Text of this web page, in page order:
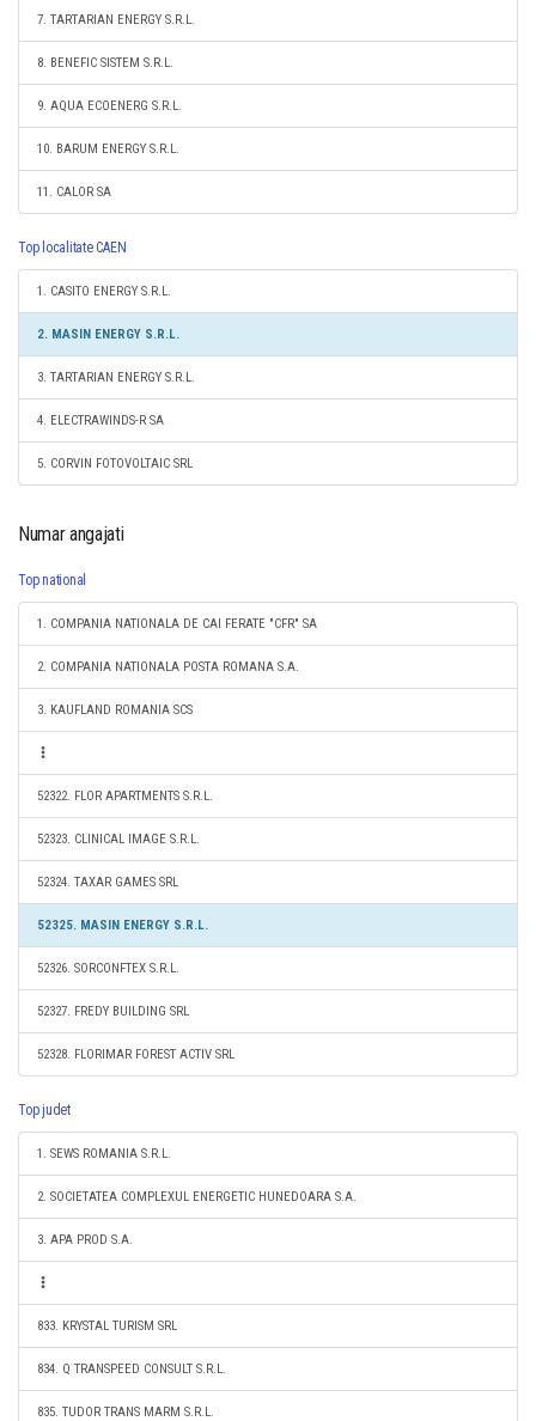
7. TARTARIAN ENERGY S.R.L.
8. BENEFIC SISTEM S.R.L.
9. AQUA ECOENERG S.R.L.
10. BARUM ENERGY S.R.L.
11. CALOR SA
Top localitate CAEN
1. CASITO ENERGY S.R.L.
2. MASIN ENERGY S.R.L.
3. TARTARIAN ENERGY S.R.L.
4. ELECTRAWINDS-R SA
5. CORVIN FOTOVOLTAIC SRL
Numar angajati
Top national
1. COMPANIA NATIONALA DE CAI FERATE "CFR" SA
2. COMPANIA NATIONALA POSTA ROMANA S.A.
3. KAUFLAND ROMANIA SCS
52322. FLOR APARTMENTS S.R.L.
52323. CLINICAL IMAGE S.R.L.
52324. TAXAR GAMES SRL
52325. MASIN ENERGY S.R.L.
52326. SORCONFTEX S.R.L.
52327. FREDY BUILDING SRL
52328. FLORIMAR FOREST ACTIV SRL
Top judet
1. SEWS ROMANIA S.R.L.
2. SOCIETATEA COMPLEXUL ENERGETIC HUNEDOARA S.A.
3. APA PROD S.A.
833. KRYSTAL TURISM SRL
834. Q TRANSPEED CONSULT S.R.L.
835. TUDOR TRANS MARM S.R.L.